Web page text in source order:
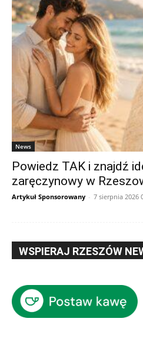
News
Powiedz TAK i znajdź
zaręczynowy w
Artykuł Sponsorowany - 7 sierpnia 2026
WSPIERAJ RZESZÓW